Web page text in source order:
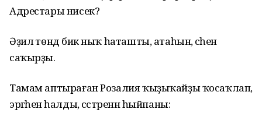
Адрестары нисек?
Әҙилә төндә бик ныҡ һаташты, атаһын, әсәһен
саҡырҙы.
Тамам аптыраған Розалия ҡыҙыҡайҙы ҡосаҡлап,
эргәһенә һалды, сәстәренән һыйпаны: